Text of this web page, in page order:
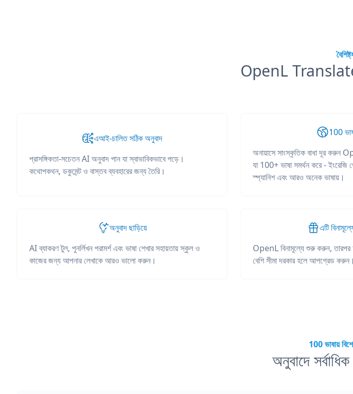
OpenL Translate
এআই-চালিত সঠিক অনুবাদ
প্রাসঙ্গিকতা-সচেতন AI অনুবাদ পান যা স্বাভাবিকভাবে পড়ে।
কথোপকথন, ডকুমেন্ট ও বাস্তব ব্যবহারের জন্য তৈরি।
100
অনায়াসে সাংস্কৃতিক বাধা দূর করুন
যা 100+ ভাষা সমর্থন করে - ইংরেজি
স্প্যানিশ এবং আরও অনেক ভাষায়।
অনুবাদ ছাড়িয়ে
AI ব্যাকরণ টুল, পুনর্লিখন পরামর্শ এবং ভাষা শেখার সহায়তায় স্কুল ও
কাজের জন্য আপনার লেখাকে আরও ভালো করুন।
এটি
OpenL বিনামূল্যে শুরু করুন, তারপর
বেশি সীমা দরকার হলে আপগ্রেড করুন।
100 ভাষায়
অনুবাদে